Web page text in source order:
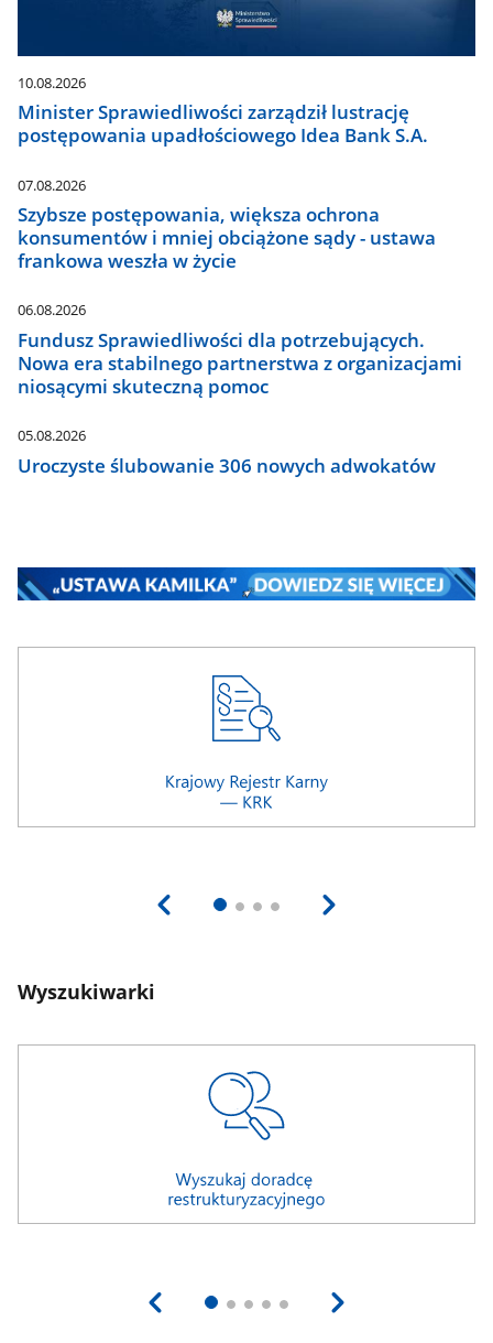
10.08.2026
Minister Sprawiedliwości zarządził lustrację
postępowania upadłościowego Idea Bank S.A.
07.08.2026
Szybsze postępowania, większa ochrona
konsumentów i mniej obciążone sądy - ustawa
frankowa weszła w życie
06.08.2026
Fundusz Sprawiedliwości dla potrzebujących.
Nowa era stabilnego partnerstwa z organizacjami
niosącymi skuteczną pomoc
05.08.2026
Uroczyste ślubowanie 306 nowych adwokatów
Wyszukiwarki